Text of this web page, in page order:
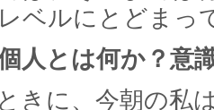
ベルにとどまっ
人とは何か？意
きに、今朝の私